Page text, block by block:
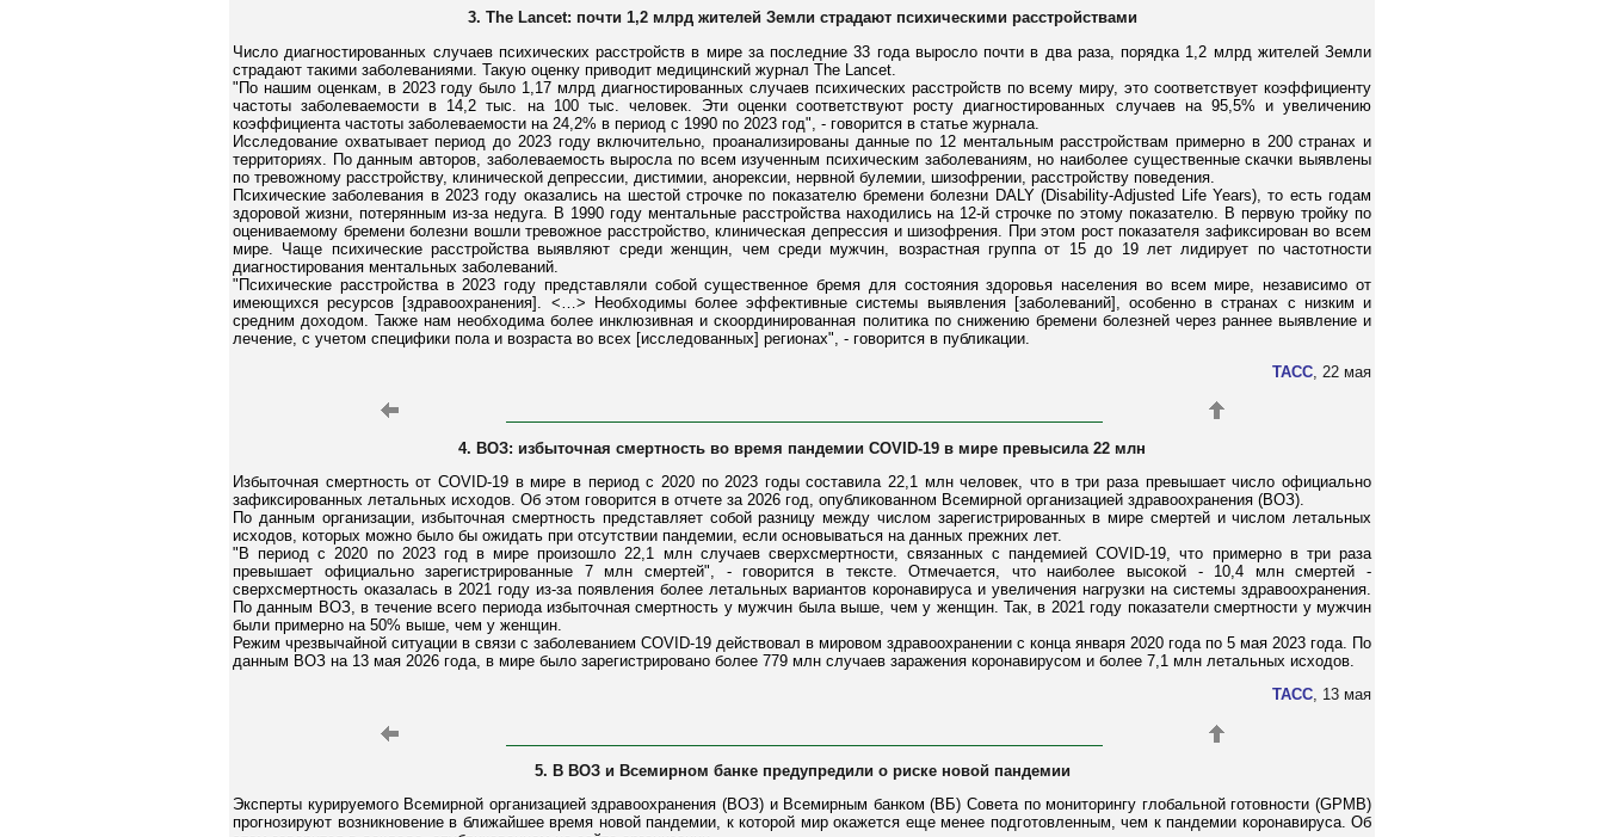
3. The Lancet: почти 1,2 млрд жителей Земли страдают психическими расстройствами
Число диагностированных случаев психических расстройств в мире за последние 33 года выросло почти в два раза, порядка 1,2 млрд жителей Земли
страдают такими заболеваниями. Такую оценку приводит медицинский журнал The Lancet.
"По нашим оценкам, в 2023 году было 1,17 млрд диагностированных случаев психических расстройств по всему миру, это соответствует коэффициенту
частоты заболеваемости в 14,2 тыс. на 100 тыс. человек. Эти оценки соответствуют росту диагностированных случаев на 95,5% и увеличению
коэффициента частоты заболеваемости на 24,2% в период с 1990 по 2023 год", - говорится в статье журнала.
Исследование охватывает период до 2023 году включительно, проанализированы данные по 12 ментальным расстройствам примерно в 200 странах и
территориях. По данным авторов, заболеваемость выросла по всем изученным психическим заболеваниям, но наиболее существенные скачки выявлены
по тревожному расстройству, клинической депрессии, дистимии, анорексии, нервной булемии, шизофрении, расстройству поведения.
Психические заболевания в 2023 году оказались на шестой строчке по показателю бремени болезни DALY (Disability-Adjusted Life Years), то есть годам
здоровой жизни, потерянным из-за недуга. В 1990 году ментальные расстройства находились на 12-й строчке по этому показателю. В первую тройку по
оцениваемому бремени болезни вошли тревожное расстройство, клиническая депрессия и шизофрения. При этом рост показателя зафиксирован во всем
мире. Чаще психические расстройства выявляют среди женщин, чем среди мужчин, возрастная группа от 15 до 19 лет лидирует по частотности
диагностирования ментальных заболеваний.
"Психические расстройства в 2023 году представляли собой существенное бремя для состояния здоровья населения во всем мире, независимо от
имеющихся ресурсов [здравоохранения]. <…> Необходимы более эффективные системы выявления [заболеваний], особенно в странах с низким и
средним доходом. Также нам необходима более инклюзивная и скоординированная политика по снижению бремени болезней через раннее выявление и
лечение, с учетом специфики пола и возраста во всех [исследованных] регионах", - говорится в публикации.
ТАСС , 22 мая
4. ВОЗ: избыточная смертность во время пандемии COVID-19 в мире превысила 22 млн
Избыточная смертность от COVID-19 в мире в период с 2020 по 2023 годы составила 22,1 млн человек, что в три раза превышает число официально
зафиксированных летальных исходов. Об этом говорится в отчете за 2026 год, опубликованном Всемирной организацией здравоохранения (ВОЗ).
По данным организации, избыточная смертность представляет собой разницу между числом зарегистрированных в мире смертей и числом летальных
исходов, которых можно было бы ожидать при отсутствии пандемии, если основываться на данных прежних лет.
"В период с 2020 по 2023 год в мире произошло 22,1 млн случаев сверхсмертности, связанных с пандемией COVID-19, что примерно в три раза
превышает официально зарегистрированные 7 млн смертей", - говорится в тексте. Отмечается, что наиболее высокой - 10,4 млн смертей -
сверхсмертность оказалась в 2021 году из-за появления более летальных вариантов коронавируса и увеличения нагрузки на системы здравоохранения.
По данным ВОЗ, в течение всего периода избыточная смертность у мужчин была выше, чем у женщин. Так, в 2021 году показатели смертности у мужчин
были примерно на 50% выше, чем у женщин.
Режим чрезвычайной ситуации в связи с заболеванием COVID-19 действовал в мировом здравоохранении с конца января 2020 года по 5 мая 2023 года. По
данным ВОЗ на 13 мая 2026 года, в мире было зарегистрировано более 779 млн случаев заражения коронавирусом и более 7,1 млн летальных исходов.
ТАСС, 13 мая
5. В ВОЗ и Всемирном банке предупредили о риске новой пандемии
Эксперты курируемого Всемирной организацией здравоохранения (ВОЗ) и Всемирным банком (ВБ) Совета по мониторингу глобальной готовности (GPMB)
прогнозируют возникновение в ближайшее время новой пандемии, к которой мир окажется еще менее подготовленным, чем к пандемии коронавируса. Об